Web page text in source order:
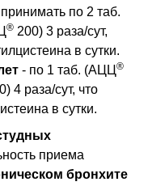
по 2 таб.
® 200) 3 раза/сут,
в сутки.
- по 1 таб. (АЦЦ ®
4 раза/сут, что
в сутки.
приема
бронхите